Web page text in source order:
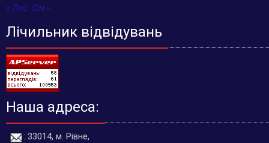
« Лис Січ »
Лічильник відвідувань
Наша адреса:
: 33014, м. Рівне,